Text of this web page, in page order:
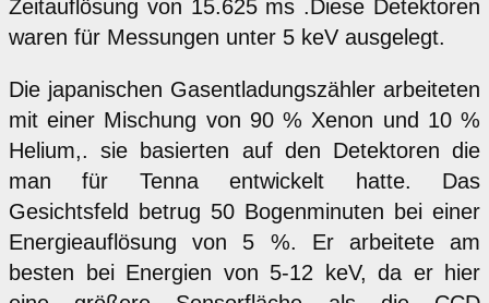
Zeitauflösung von 15.625 ms .Diese Detektoren
waren für Messungen unter 5 keV ausgelegt.
Die japanischen Gasentladungszähler arbeiteten
mit einer Mischung von 90 % Xenon und 10 %
Helium,. sie basierten auf den Detektoren die
man für Tenna entwickelt hatte. Das
Gesichtsfeld betrug 50 Bogenminuten bei einer
Energieauflösung von 5 %. Er arbeitete am
besten bei Energien von 5-12 keV, da er hier